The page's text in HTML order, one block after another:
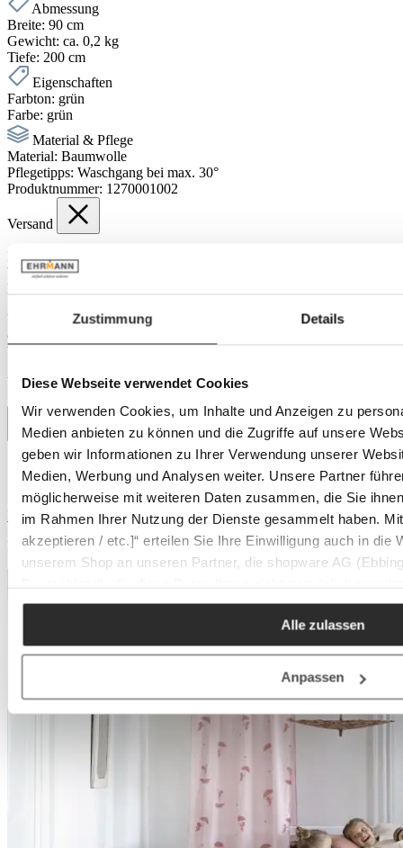
Zustimmung Details
Diese Webseite verwendet Cookies
Wir verwenden Cookies, um Inhalte und Anzeigen zu
Medien anbieten zu können und die Zugriffe auf unsere
geben wir Informationen zu Ihrer Verwendung unserer
Medien, Werbung und Analysen weiter. Unsere Partner
möglicherweise mit weiteren Daten zusammen, die Sie
im Rahmen Ihrer Nutzung der Dienste gesammelt haben.
akzeptieren / etc.]“ erteilen Sie Ihre Einwilligung auch in die
unserem Shop an unseren Partner, die shopware AG
Zwecken (z.B. Produktverbesserungen,
Alle zulassen
Anpassen
Abmessung
Breite: 90 cm
Gewicht: ca. 0,2 kg
Tiefe: 200 cm
Eigenschaften
Farbton: grün
Farbe: grün
Material & Pflege
Material: Baumwolle
Pflegetipps: Waschgang bei max. 30°
Produktnummer: 1270001002
Versand
Der Versand Ihrer Bestellung erfolgt als Paket mit DHL. Sobald die
Ware unser Lager verlässt, erhalten Sie eine Versandbestätigung per
E-Mail inklusive Sendungsverfolgung.
Über die Sendungsverfolgung können Sie Ihre Lieferung jederzeit
online verfolgen und bei Bedarf Zustelloptionen wie
Wunschzustelltag oder Lieferung an einen Nachbarn festlegen.
Versandkosten: 7,95 €
Mehr Produkte aus dieser Serie entdecken
Produktgalerie überspringen
Mehr Produkte aus dieser Serie entdecken